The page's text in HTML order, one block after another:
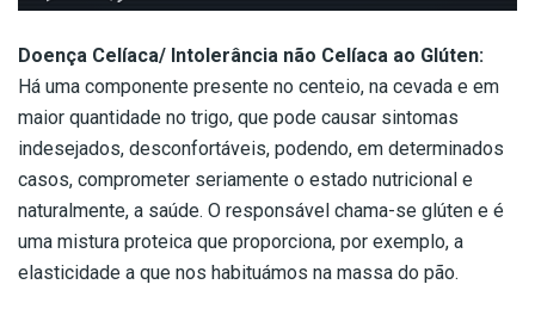
Doença Celíaca/ Intolerância não Celíaca ao Glúten:
Há uma componente presente no centeio, na cevada e em
maior quantidade no trigo, que pode causar sintomas
indesejados, desconfortáveis, podendo, em determinados
casos, comprometer seriamente o estado nutricional e
naturalmente, a saúde. O responsável chama-se glúten e é
uma mistura proteica que proporciona, por exemplo, a
elasticidade a que nos habituámos na massa do pão.